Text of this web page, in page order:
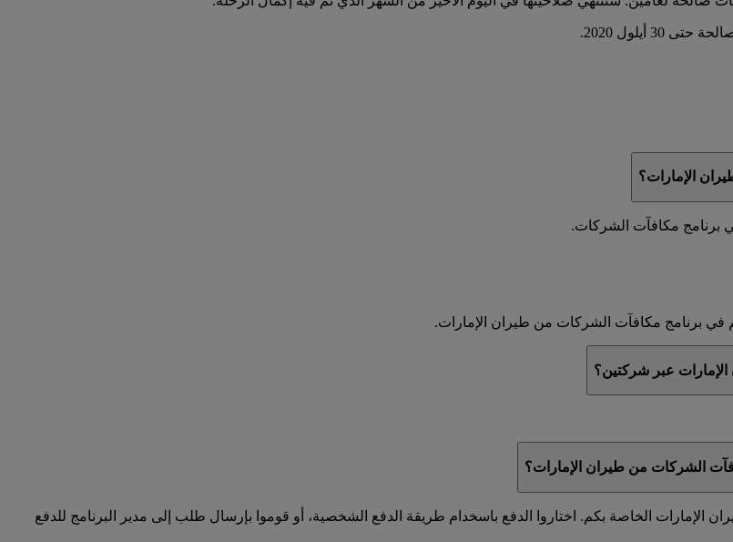
الإمارات؟
برنامج مكافآت الشركات.
في برنامج مكافآت الشركات من طيران الإمارات.
عبر شركتين؟
الشركات من طيران الإمارات؟
الخاصة بكم. اختاروا الدفع باسخدام طريقة الدفع الشخصية، أو قوموا بإرسال طلب إلى مدير البرنامج للدفع